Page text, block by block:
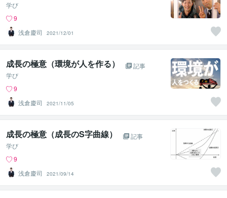
学び
9
浅倉慶司
2021/12/01
成長の極意（環境が人を作る）
記事
学び
9
浅倉慶司
2021/11/05
成長の極意（成長のS字曲線）
記事
学び
9
浅倉慶司
2021/09/14